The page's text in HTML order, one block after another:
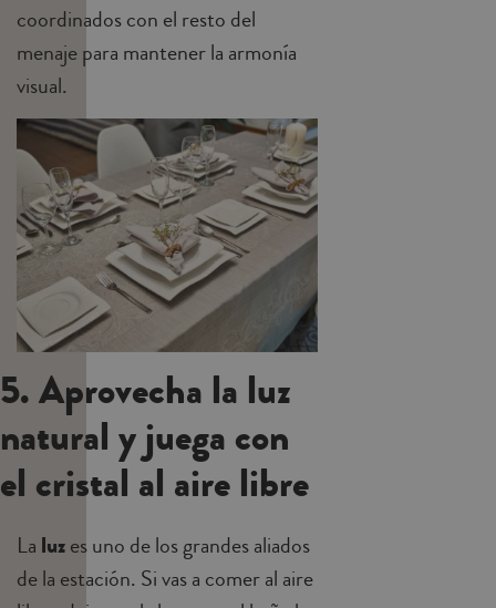
coordinados con el resto del
menaje para mantener la armonía
visual.
5. Aprovecha la luz
natural y juega con
el cristal al aire libre
La luzes uno de los grandes aliados
de la estación. Si vas a comer al aire